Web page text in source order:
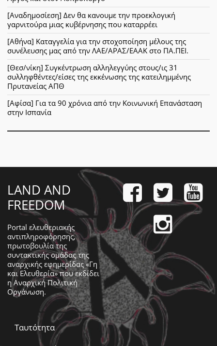
[Αναδημοσίεση] Δεν θα κανουμε την προεκλογική
γαρνιτούρα μιας κυβέρνησης που καταρρέει
[Αθήνα] Καταγγελία για την στοχοποίηση μέλους της
συνέλευσης μας από την ΛΑΕ/ΑΡΑΣ/ΕΑΑΚ στο ΠΑ.ΠΕΙ.
[Θεσ/νίκη] Συγκέντρωση αλληλεγγύης στους/ις 31
συλληφθέντες/είσες της εκκένωσης της κατειλημμένης
Πρυτανείας ΑΠΘ
[Αφίσα] Για τα 90 χρόνια από την Κοινωνική Επανάσταση
στην Ισπανία
LAND AND
FREEDOM
Portal ελευθεριακής
αντιπληροφόρησης,
πρωτοβουλία της
συντακτικής ομάδας της
αναρχικής εφημερίδας «Γη
και Ελευθερία» που εκδίδει
ηΑναρχική Πολιτική
Οργάνωση.
Ταυτότητα